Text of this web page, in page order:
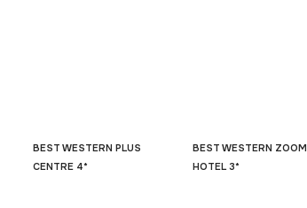
BEST WESTERN PLUS
CENTRE 4*
BEST WESTERN ZOOM
HOTEL 3*